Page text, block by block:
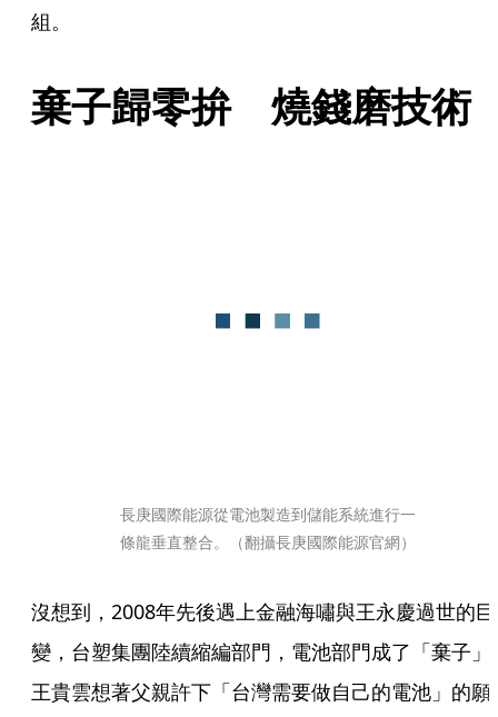
組。
棄子歸零拚　燒錢磨技術
長庚國際能源從電池製造到儲能系統進行一
條龍垂直整合。（翻攝長庚國際能源官網）
沒想到，2008年先後遇上金融海嘯與王永慶過世的巨
變，台塑集團陸續縮編部門，電池部門成了「棄子」
王貴雲想著父親許下「台灣需要做自己的電池」的願